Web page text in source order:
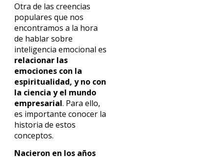
Otra de las creencias
populares que nos
encontramos a la hora
de hablar sobre
inteligencia emocional es
relacionar las
emociones con la
espiritualidad, y no con
la ciencia y el mundo
empresarial. Para ello,
es importante conocer la
historia de estos
conceptos.
Nacieron en los años